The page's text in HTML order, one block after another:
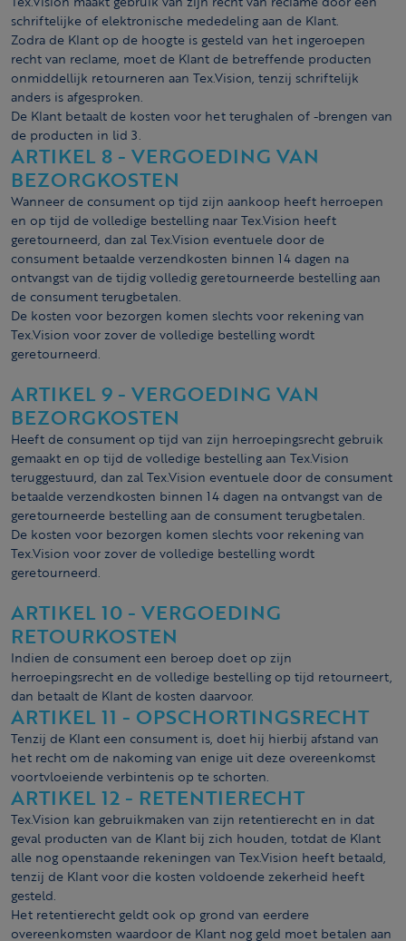
schriftelijke of elektronische mededeling aan de Klant.
Zodra de Klant op de hoogte is gesteld van het ingeroepen
recht van reclame, moet de Klant de betreffende producten
onmiddellijk retourneren aan Tex.Vision, tenzij schriftelijk
anders is afgesproken.
De Klant betaalt de kosten voor het terughalen of -brengen van
de producten in lid 3.
ARTIKEL 8 - VERGOEDING VAN
BEZORGKOSTEN
Wanneer de consument op tijd zijn aankoop heeft herroepen
en op tijd de volledige bestelling naar Tex.Vision heeft
geretourneerd, dan zal Tex.Vision eventuele door de
consument betaalde verzendkosten binnen 14 dagen na
ontvangst van de tijdig volledig geretourneerde bestelling aan
de consument terugbetalen.
De kosten voor bezorgen komen slechts voor rekening van
Tex.Vision voor zover de volledige bestelling wordt
geretourneerd.
ARTIKEL 9 - VERGOEDING VAN
BEZORGKOSTEN
Heeft de consument op tijd van zijn herroepingsrecht gebruik
gemaakt en op tijd de volledige bestelling aan Tex.Vision
teruggestuurd, dan zal Tex.Vision eventuele door de consument
betaalde verzendkosten binnen 14 dagen na ontvangst van de
geretourneerde bestelling aan de consument terugbetalen.
De kosten voor bezorgen komen slechts voor rekening van
Tex.Vision voor zover de volledige bestelling wordt
geretourneerd.
ARTIKEL 10 - VERGOEDING
RETOURKOSTEN
Indien de consument een beroep doet op zijn
herroepingsrecht en de volledige bestelling op tijd retourneert,
dan betaalt de Klant de kosten daarvoor.
ARTIKEL 11 - OPSCHORTINGSRECHT
Tenzij de Klant een consument is, doet hij hierbij afstand van
het recht om de nakoming van enige uit deze overeenkomst
voortvloeiende verbintenis op te schorten.
ARTIKEL 12 - RETENTIERECHT
Tex.Vision kan gebruikmaken van zijn retentierecht en in dat
geval producten van de Klant bij zich houden, totdat de Klant
alle nog openstaande rekeningen van Tex.Vision heeft betaald,
tenzij de Klant voor die kosten voldoende zekerheid heeft
gesteld.
Het retentierecht geldt ook op grond van eerdere
overeenkomsten waardoor de Klant nog geld moet betalen aan